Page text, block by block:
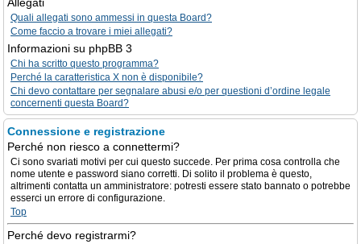
Quali allegati sono ammessi in questa Board?
Come faccio a trovare i miei allegati?
Informazioni su phpBB 3
Chi ha scritto questo programma?
Perché la caratteristica X non è disponibile?
Chi devo contattare per segnalare abusi e/o per questioni d’ordine legale
concernenti questa Board?
Connessione e registrazione
Perché non riesco a connettermi?
Ci sono svariati motivi per cui questo succede. Per prima cosa controlla che
nome utente e password siano corretti. Di solito il problema è questo,
altrimenti contatta un amministratore: potresti essere stato bannato o potrebbe
esserci un errore di configurazione.
Top
Perché devo registrarmi?